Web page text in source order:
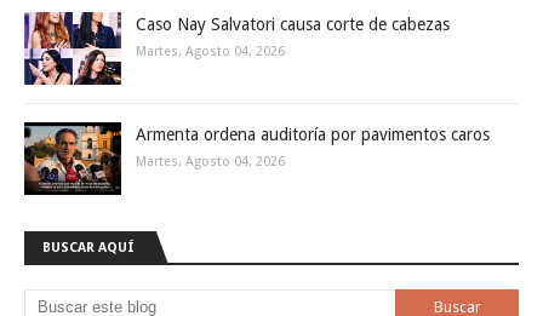
Caso Nay Salvatori causa corte de cabezas
Martes, Agosto 04, 2026
Armenta ordena auditoría por pavimentos caros
Martes, Agosto 04, 2026
BUSCAR AQUÍ